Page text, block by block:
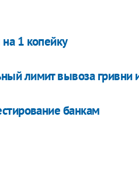
1 копейку
лимит вывоза гривни
банкам